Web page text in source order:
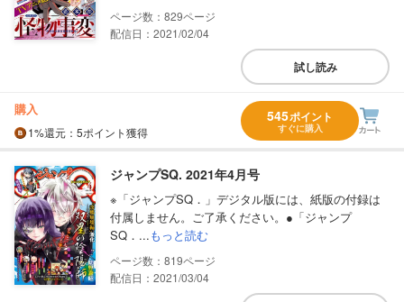
829
配信日：2021/02/04
試し読み
購入
1%還元 ：5ポイント獲得
545ポイント
すぐに購入
ジャンプSQ. 2021年4月号
※「ジャンプSQ．」デジタル版には、紙版の付録は
付属しません。ご了承ください。●「ジャンプ
SQ．...もっと読む
819
配信日：2021/03/04